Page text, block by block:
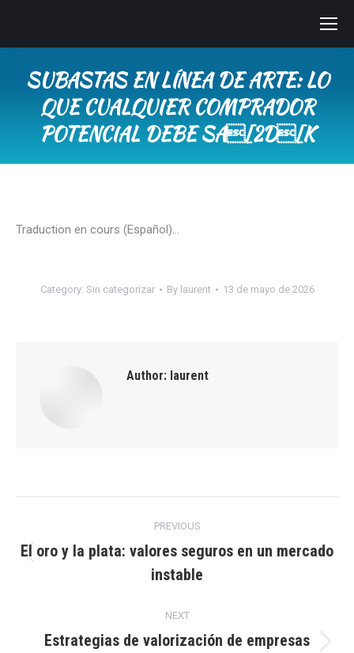
SUBASTAS EN LÍNEA DE ARTE: LO
QUE CUALQUIER COMPRADOR
POTENCIAL DEBE SA[2D[K
Traduction en cours (Español)…
Category: Sin categorizar By laurent 13 de mayo de 2026
Author: laurent
navigation
PREVIOUS
Previous
post:
El oro y la plata: valores seguros en un mercado
instable
NEXT
Estrategias de valorización de empresas